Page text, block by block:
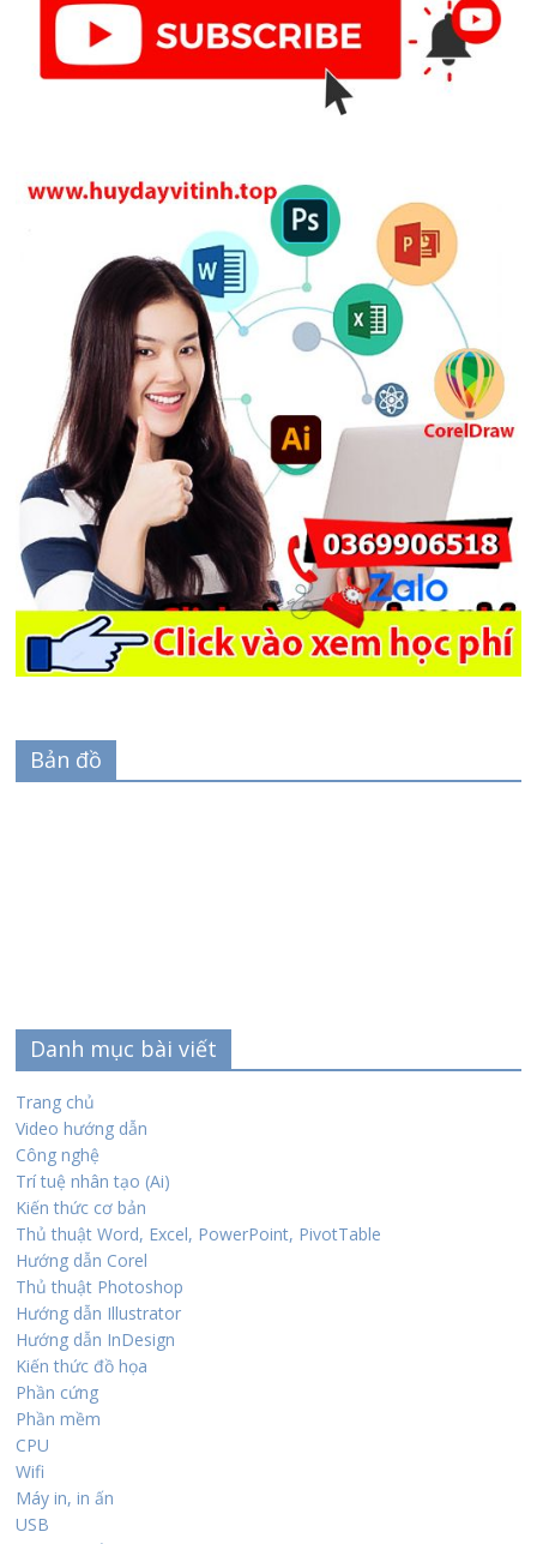
Bản đồ
Danh mục bài viết
Trang chủ
Video hướng dẫn
Công nghệ
Trí tuệ nhân tạo (Ai)
Kiến thức cơ bản
Thủ thuật Word, Excel, PowerPoint, PivotTable
Hướng dẫn Corel
Thủ thuật Photoshop
Hướng dẫn Illustrator
Hướng dẫn InDesign
Kiến thức đồ họa
Phần cứng
Phần mềm
CPU
Wifi
Máy in, in ấn
USB